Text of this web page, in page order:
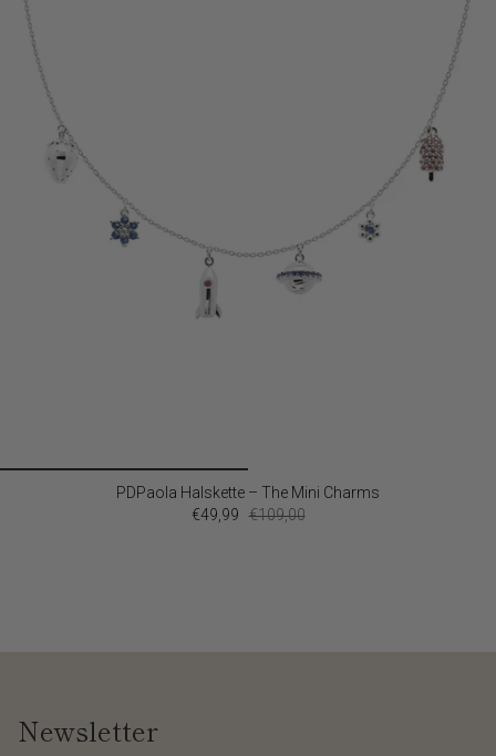
PDPaola Halskette – The Mini Charms
€49,99 €109,00
Newsletter